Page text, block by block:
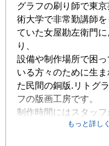
グラフの刷り師で東京
術大学で非常勤講師を
ていた女屋勘左衛門に
り、
設備や制作場所で困っ
いる方々のために生ま
た民間の銅版.リトグラ
フの版画工房です。
制作時間にはスタッフ
常にいて、版や刷り
もっと詳しく